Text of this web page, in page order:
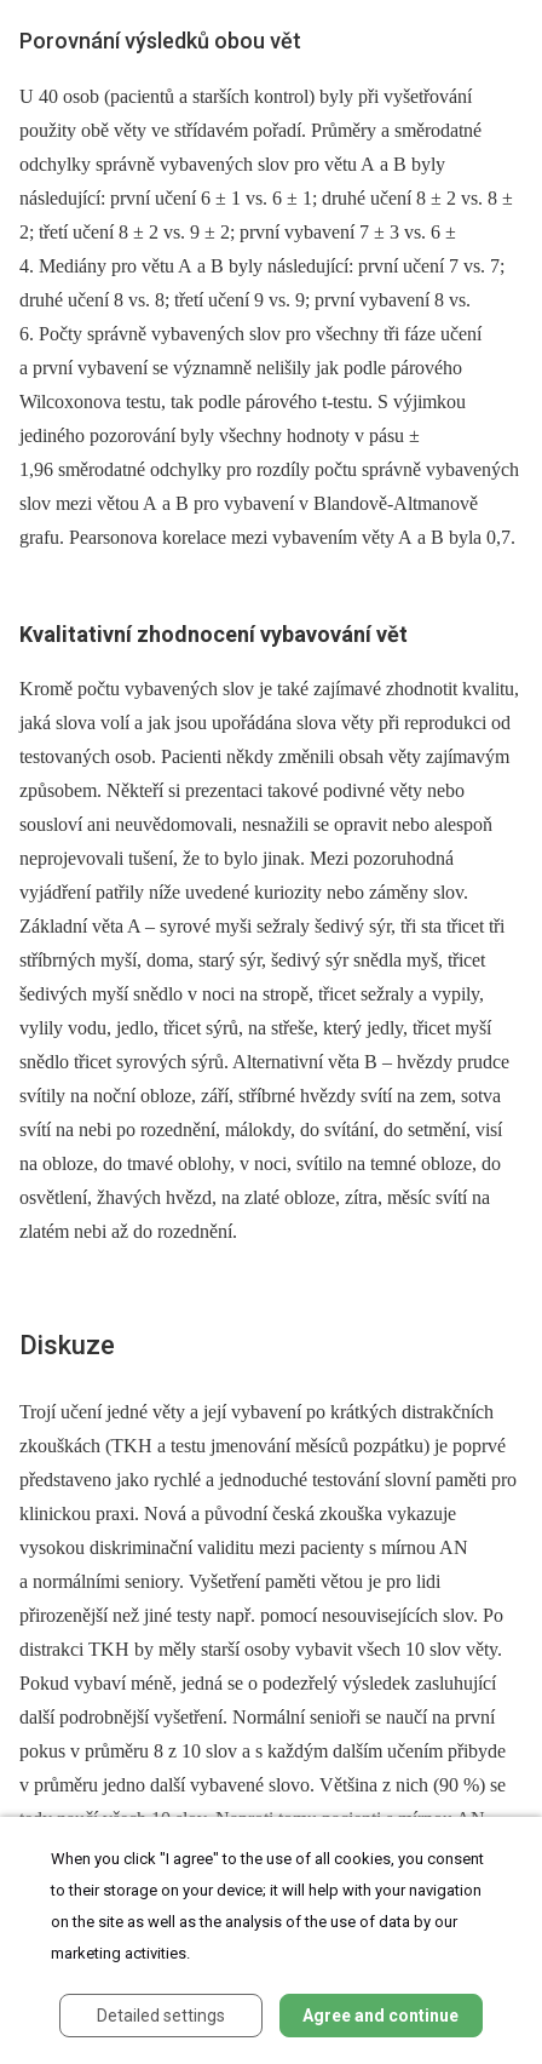
Porovnání výsledků obou vět
U 40 osob (pacientů a starších kontrol) byly při vyšetřování
použity obě věty ve střídavém pořadí. Průměry a směrodatné
odchylky správně vybavených slov pro větu A a B byly
následující: první učení 6 ± 1 vs. 6 ± 1; druhé učení 8 ± 2 vs. 8 ±
2; třetí učení 8 ± 2 vs. 9 ± 2; první vybavení 7 ± 3 vs. 6 ±
4. Mediány pro větu A a B byly následující: první učení 7 vs. 7;
druhé učení 8 vs. 8; třetí učení 9 vs. 9; první vybavení 8 vs.
6. Počty správně vybavených slov pro všechny tři fáze učení
a první vybavení se významně nelišily jak podle párového
Wilcoxonova testu, tak podle párového t-testu. S výjimkou
jediného pozorování byly všechny hodnoty v pásu ±
1,96 směrodatné odchylky pro rozdíly počtu správně vybavených
slov mezi větou A a B pro vybavení v Blandově-Altmanově
grafu. Pearsonova korelace mezi vybavením věty A a B byla 0,7.
Kvalitativní zhodnocení vybavování vět
Kromě počtu vybavených slov je také zajímavé zhodnotit kvalitu,
jaká slova volí a jak jsou upořádána slova věty při reprodukci od
testovaných osob. Pacienti někdy změnili obsah věty zajímavým
způsobem. Někteří si prezentaci takové podivné věty nebo
sousloví ani neuvědomovali, nesnažili se opravit nebo alespoň
neprojevovali tušení, že to bylo jinak. Mezi pozoruhodná
vyjádření patřily níže uvedené kuriozity nebo záměny slov.
Základní věta A –⁠ syrové myši sežraly šedivý sýr, tři sta třicet tři
stříbrných myší, doma, starý sýr, šedivý sýr snědla myš, třicet
šedivých myší snědlo v noci na stropě, třicet sežraly a vypily,
vylily vodu, jedlo, třicet sýrů, na střeše, který jedly, třicet myší
snědlo třicet syrových sýrů. Alternativní věta B –⁠ hvězdy prudce
svítily na noční obloze, září, stříbrné hvězdy svítí na zem, sotva
svítí na nebi po rozednění, málokdy, do svítání, do setmění, visí
na obloze, do tmavé oblohy, v noci, svítilo na temné obloze, do
osvětlení, žhavých hvězd, na zlaté obloze, zítra, měsíc svítí na
zlatém nebi až do rozednění.
Diskuze
Trojí učení jedné věty a její vybavení po krátkých distrakčních
zkouškách (TKH a testu jmenování měsíců pozpátku) je poprvé
představeno jako rychlé a jednoduché testování slovní paměti pro
klinickou praxi. Nová a původní česká zkouška vykazuje
vysokou diskriminační validitu mezi pacienty s mírnou AN
a normálními seniory. Vyšetření paměti větou je pro lidi
přirozenější než jiné testy např. pomocí nesouvisejících slov. Po
distrakci TKH by měly starší osoby vybavit všech 10 slov věty.
Pokud vybaví méně, jedná se o podezřelý výsledek zasluhující
další podrobnější vyšetření. Normální senioři se naučí na první
pokus v průměru 8 z 10 slov a s každým dalším učením přibyde
v průměru jedno další vybavené slovo. Většina z nich (90 %) se
tedy naučí všech 10 slov. Naproti tomu pacienti s mírnou AN
zopakují poprvé větu pouze v průměru se šesti správnými slovy.
Průběh se podobá křivce učení jako u normálních seniorů (graf
1). Dalším učením zvyšují vybavení v průměru o jedno slovo
s každým dalším opakováním věty. Proto nedosáhnou plného
průměrným MMSE 24 bodů končí po trojím učení na takovém
When you click "I agree" to the use of all cookies, you consent
to their storage on your device; it will help with your navigation
on the site as well as the analysis of the use of data by our
marketing activities.
Detailed settings Agree and continue